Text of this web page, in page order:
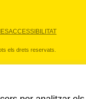
ACCESSIBILITAT
els drets reservats.